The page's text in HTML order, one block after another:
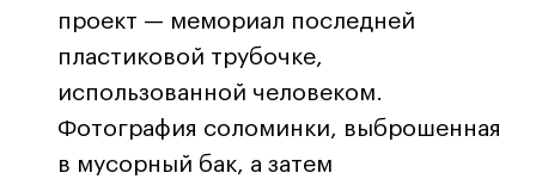
проект — мемориал последней
пластиковой трубочке,
использованной человеком.
Фотография соломинки, выброшенная
в мусорный бак, а затем